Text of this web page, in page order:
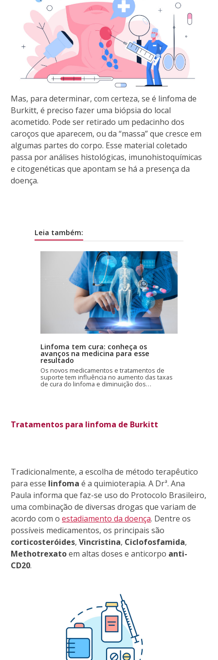
Mas, para determinar, com certeza, se é linfoma de
Burkitt, é preciso fazer uma biópsia do local
acometido. Pode ser retirado um pedacinho dos
caroços que aparecem, ou da “massa” que cresce em
algumas partes do corpo. Esse material coletado
passa por análises histológicas, imunohistoquímicas
e citogenéticas que apontam se há a presença da
doença.
Leia também:
Linfoma tem cura: conheça os
avanços na medicina para esse
resultado
Os novos medicamentos e tratamentos de
suporte tem influência no aumento das taxas
de cura do linfoma e diminuição dos…
Tratamentos para linfoma de Burkitt
Tradicionalmente, a escolha de método terapêutico
para esse linfoma é a quimioterapia. A Drª. Ana
Paula informa que faz-se uso do Protocolo Brasileiro,
uma combinação de diversas drogas que variam de
acordo com oestadiamento da doença. Dentre os
possíveis medicamentos, os principais são
corticosteróides,Vincristina, Ciclofosfamida,
Methotrexatoem altas doses e anticorpo anti-
CD20.